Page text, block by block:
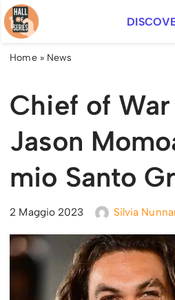
Vai
al
Home» News
Chief of
Jason
mio Santo
2 Maggio 2023 Silvia